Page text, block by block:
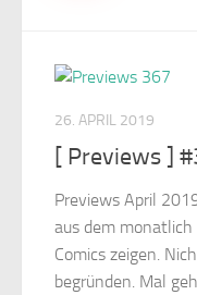
26. APRIL 2019
[ Previews ]
Previews April
aus dem
Comics zeigen.
begründen. Mal